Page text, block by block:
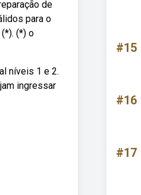
de
para o
(*) o
níveis 1 e 2.
ingressar
#15
#16
#17